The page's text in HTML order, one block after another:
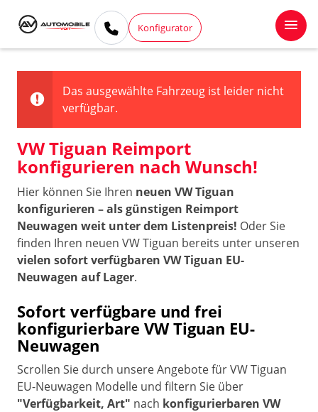
Konfigurator
Das ausgewählte Fahrzeug ist leider nicht
verfügbar.
VW Tiguan Reimport
konfigurieren nach Wunsch!
Hier können Sie Ihren neuen VW Tiguan
konfigurieren – als günstigen Reimport
Neuwagen weit unter dem Listenpreis! Oder Sie
finden Ihren neuen VW Tiguan bereits unter unseren
vielen sofort verfügbaren VW Tiguan EU-
Neuwagen auf Lager.
Sofort verfügbare und frei
konfigurierbare VW Tiguan EU-
Neuwagen
Scrollen Sie durch unsere Angebote für VW Tiguan
EU-Neuwagen Modelle und filtern Sie über
"Verfügbarkeit, Art" nach konfigurierbaren VW